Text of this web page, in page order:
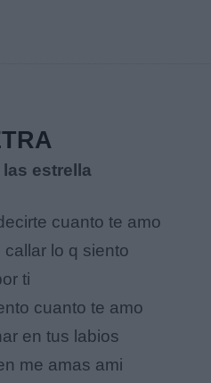
estrella
cuanto te amo
lo q siento
ti
cuanto te amo
en tus labios
me amas ami